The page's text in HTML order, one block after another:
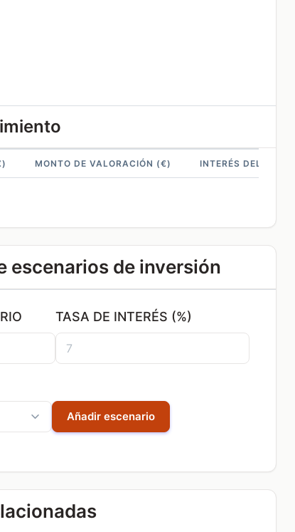
MONTO DE VALORACIÓN (€) INTERÉS DEL
escenarios de inversión
TASA DE INTERÉS (%)
Añadir escenario